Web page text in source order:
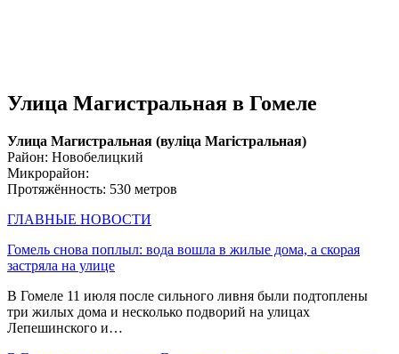
Улица Магистральная в Гомеле
Улица Магистральная (вулiца Магістральная)
Район: Новобелицкий
Микрорайон:
Протяжённость: 530 метров
ГЛАВНЫЕ НОВОСТИ
Гомель снова поплыл: вода вошла в жилые дома, а скорая
застряла на улице
В Гомеле 11 июля после сильного ливня были подтоплены
три жилых дома и несколько подворий на улицах
Лепешинского и…